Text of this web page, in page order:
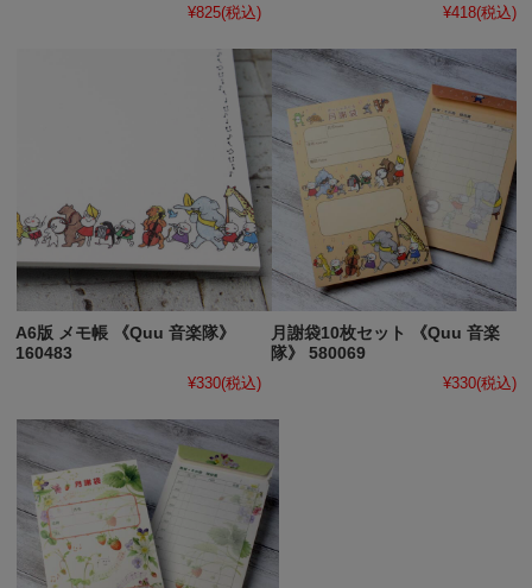
¥825(税込)
¥418(税込)
A6版 メモ帳 《Quu 音楽隊》
160483
¥330(税込)
月謝袋10枚セット 《Quu 音楽
隊》 580069
¥330(税込)